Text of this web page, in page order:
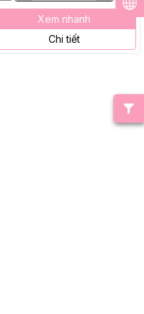
Xem nhanh
Chi tiết